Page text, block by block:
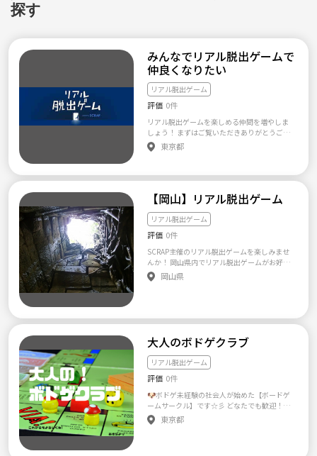
探す
みんなでリアル脱出ゲームで
仲良くなりたい
リアル脱出ゲーム
評価 0件
リアル脱出ゲームを楽しめる仲間を増やしま
しょう！ まずはご覧いただきありがとうござ
います！ リアル脱出ゲームを楽しめる人と仲
良くなれればと思ってサークルを作ってみま
つつみんなで仲良くなりましょう！ また、脱
行って感想戦をしてみたいです！ ※一度も行
ったことのない人も全然OKです！ ※基本的に
SCRAP主催の脱出ゲームに行く予定です
東京都
【岡山】リアル脱出ゲーム
リアル脱出ゲーム
評価 0件
SCRAP主催のリアル脱出ゲームを楽しみませ
んか！ 岡山県内でリアル脱出ゲームがお好き
な方・興味がある方いませんか？ リアル脱出
ゲームを楽しめる人と仲良くなれれば、また
仲良くなりましょう！ 一度も行ったことのな
い人も全然OKです！ 経験者も初心者もみんな
でワイワイ楽しめるような方針でやって行き
たいです。 ぜひ一緒にいろんな公演に参加し
て色んなところから脱出しましょう！ 男女、
年齢問いません（社会人・大学生から） 直近
は1~3ヶ月に一回くらいのペースで開催できれ
ばと思ってます。 開催はみなさんの都合や希
望に合わせて調整を行って決めていきます。
都合が合うようでした参加して頂けたら幸い
岡山県
大人のボドゲクラブ
リアル脱出ゲーム
評価 0件
🐶ボドゲ未経験の社会人が始めた【ボードゲ
ームサークル】です☆彡 どなたでも歓迎！ボ
ードゲームサークル♪ お菓子を食べながらボ
ードゲームで遊びます！わいわいできるゲー
東京都